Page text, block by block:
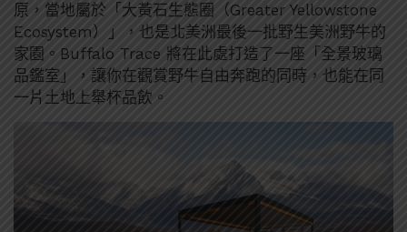
原，當地屬於「大黃石生態圈（Greater Yellowstone
Ecosystem）」，也是北美洲最後一批野生美洲野牛的
家園。Buffalo Trace 將在此處打造了一座「全景玻璃
品鑑室」，讓你在觀賞野牛自由奔跑的同時，也能在同
一片土地上舉杯品飲。